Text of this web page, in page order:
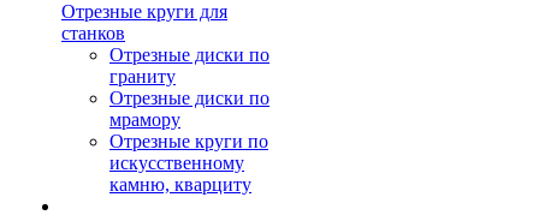
Отрезные круги для
станков
Отрезные диски по
граниту
Отрезные диски по
мрамору
Отрезные круги по
искусственному
камню, кварциту